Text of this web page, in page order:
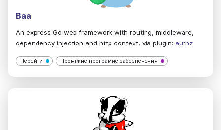
Baa
An express Go web framework with routing, middleware,
dependency injection and http context, via plugin: authz
Перейти Проміжне програмне забезпечення